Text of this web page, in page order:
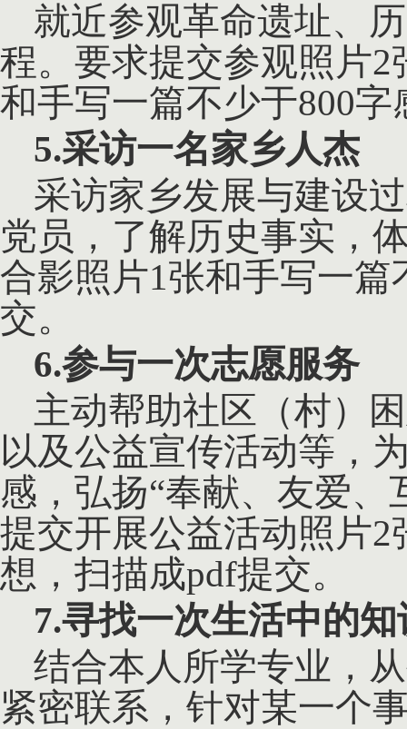
就近参观革命遗址、
程。要求提交参观照片2
和手写一篇不少于800
5.采访一名家乡人杰
采访家乡发展与建设
党员，了解历史事实，
合影照片1张和手写一篇
交。
6.参与一次志愿服务
主动帮助社区（村）
以及公益宣传活动等，
感，弘扬“奉献、友爱、
提交开展公益活动照片
想，扫描成pdf提交。
7.寻找一次生活中的知
结合本人所学专业，
紧密联系，针对某一个